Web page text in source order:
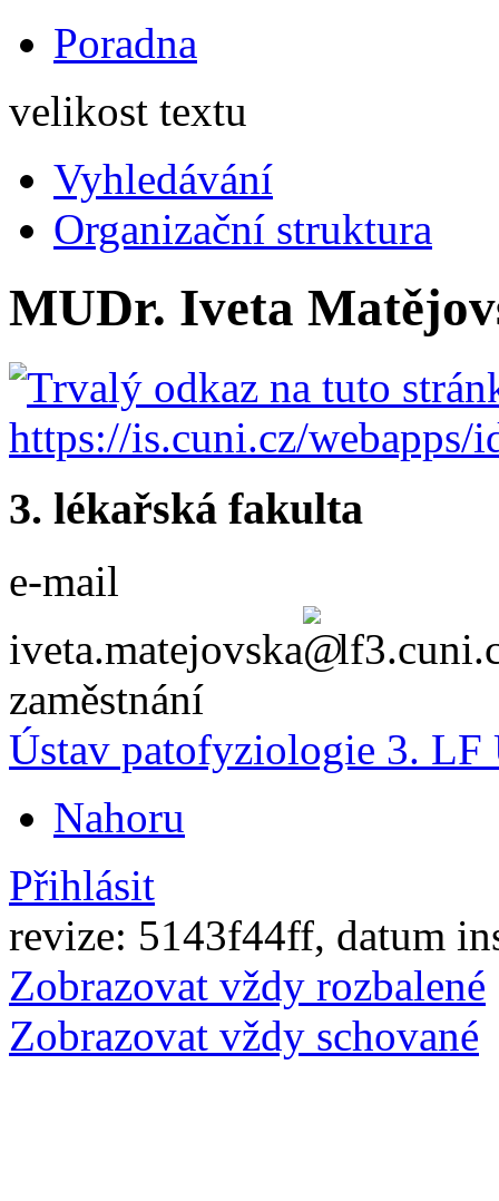
Poradna
velikost textu
Vyhledávání
Organizační struktura
MUDr. Iveta
3. lékařská fakulta
e-mail
iveta.matejovska
zaměstnání
Ústav patofyziologie 3. LF
Nahoru
Přihlásit
revize: 5143f44ff, datum
Zobrazovat vždy rozbalené
Zobrazovat vždy schované